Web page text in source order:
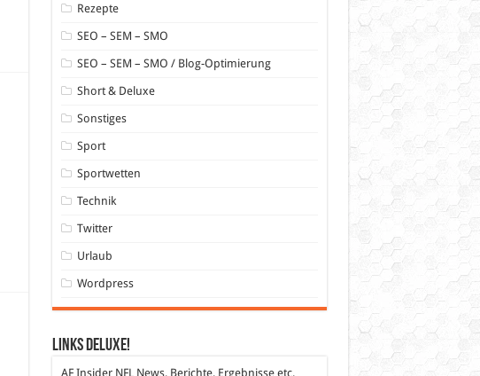
Rezepte
SEO – SEM – SMO
SEO – SEM – SMO / Blog-Optimierung
Short & Deluxe
Sonstiges
Sport
Sportwetten
Technik
Twitter
Urlaub
Wordpress
Links DeLuXe!
AF InsiderNFL News, Berichte, Ergebnisse etc.